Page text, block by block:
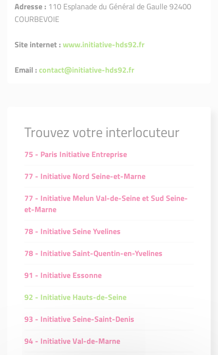
Adresse : 110 Esplanade du Général de Gaulle 92400
COURBEVOIE
Site internet : www.initiative-hds92.fr
Email : contact@initiative-hds92.fr
Trouvez votre interlocuteur
75 - Paris Initiative Entreprise
77 - Initiative Nord Seine-et-Marne
77 - Initiative Melun Val-de-Seine et Sud Seine-
et-Marne
78 - Initiative Seine Yvelines
78 - Initiative Saint-Quentin-en-Yvelines
91 - Initiative Essonne
92 - Initiative Hauts-de-Seine
93 - Initiative Seine-Saint-Denis
94 - Initiative Val-de-Marne